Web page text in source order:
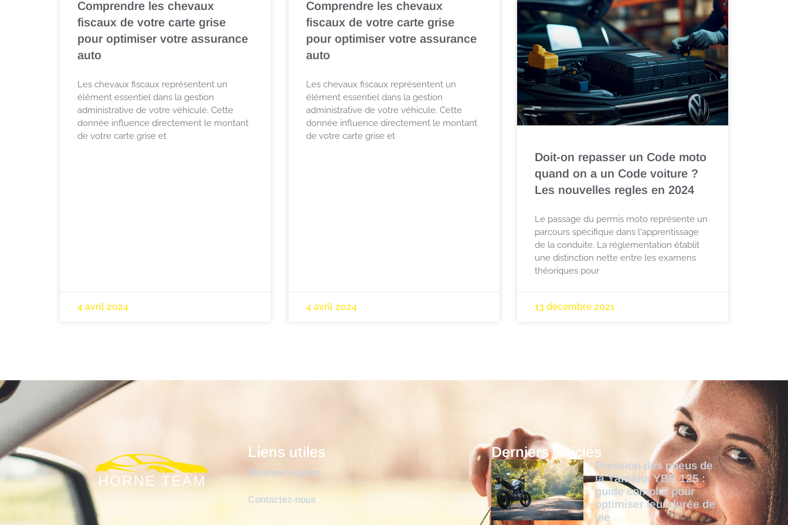
Comprendre les chevaux
fiscaux de votre carte grise
pour optimiser votre assurance
auto
Les chevaux fiscaux représentent un
élément essentiel dans la gestion
administrative de votre véhicule. Cette
donnée influence directement le montant
de votre carte grise et
4 avril 2024
Comprendre les chevaux
fiscaux de votre carte grise
pour optimiser votre assurance
auto
Les chevaux fiscaux représentent un
élément essentiel dans la gestion
administrative de votre véhicule. Cette
donnée influence directement le montant
de votre carte grise et
4 avril 2024
Doit-on repasser un Code moto
quand on a un Code voiture ?
Les nouvelles regles en 2024
Le passage du permis moto représente un
parcours spécifique dans l'apprentissage
de la conduite. La réglementation établit
une distinction nette entre les examens
théoriques pour
13 décembre 2021
Liens utiles
Mentions légales
Contactez-nous
Derniers articles
Pression des pneus de
la Yamaha YBR 125 :
guide complet pour
optimiser leur durée de
vie